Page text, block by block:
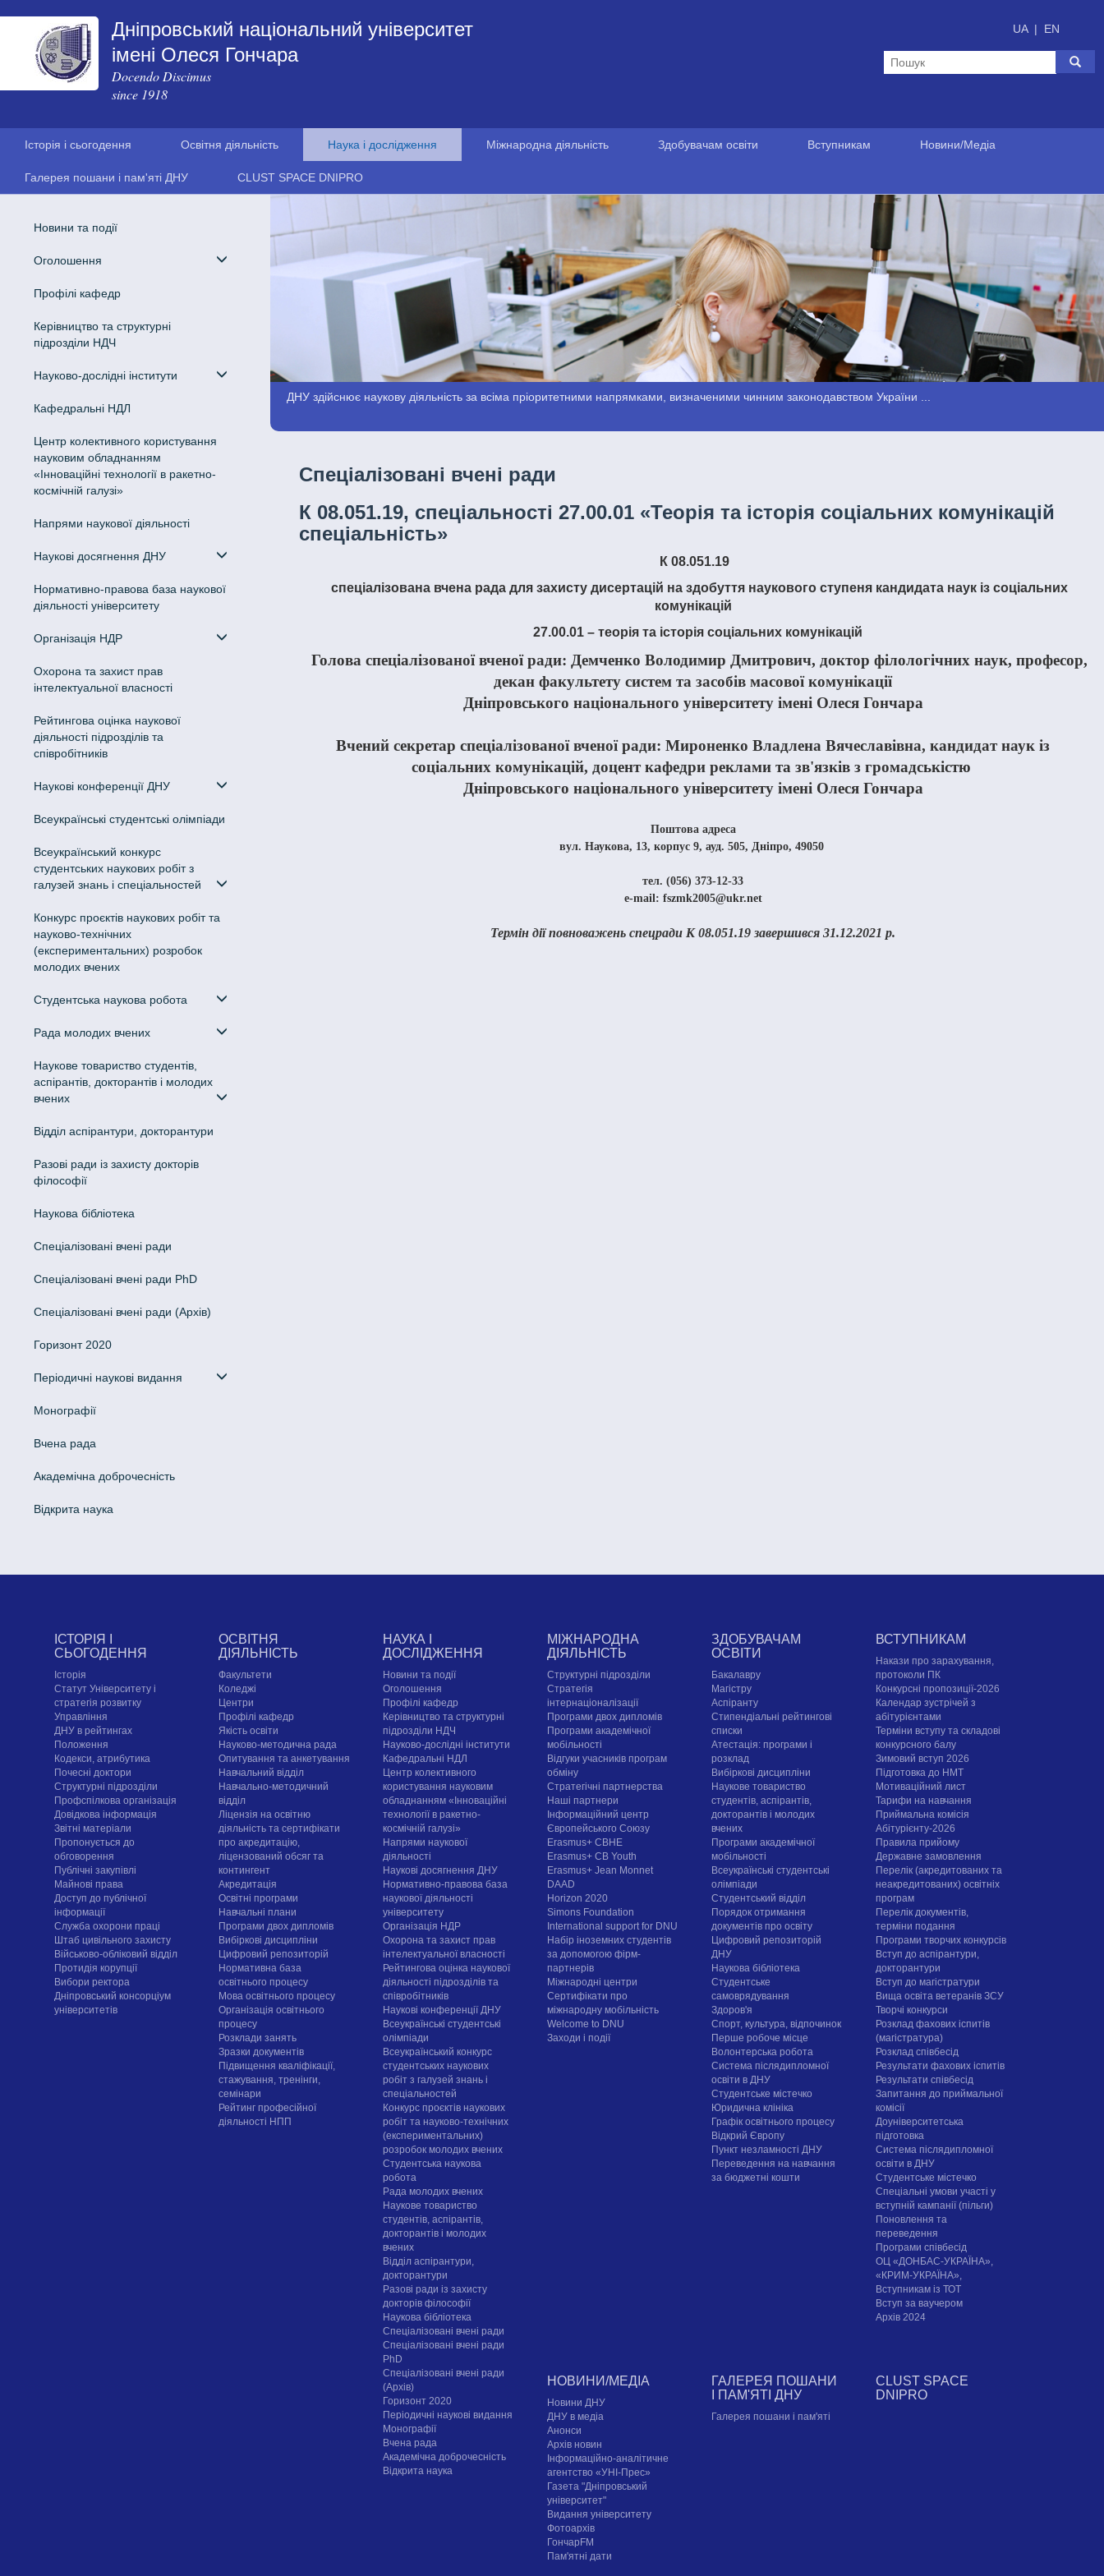
Дніпровський національний університет
імені Олеся Гончара
Docendo Discimus
since 1918
UA | EN
Історія і сьогодення Освітня діяльність Наука і дослідження Міжнародна діяльність Здобувачам освіти Вступникам Новини/Медіа
Галерея пошани і пам'яті ДНУ CLUST SPACE DNIPRO
Новини та події
Оголошення
Профілі кафедр
Керівництво та структурні
підрозділи НДЧ
Науково-дослідні інститути
Кафедральні НДЛ
Центр колективного користування
науковим обладнанням
«Інноваційні технології в ракетно-
космічній галузі»
Напрями наукової діяльності
Наукові досягнення ДНУ
Нормативно-правова база наукової
діяльності університету
Організація НДР
Охорона та захист прав
інтелектуальної власності
Рейтингова оцінка наукової
діяльності підрозділів та
співробітників
Наукові конференції ДНУ
Всеукраїнські студентські олімпіади
Всеукраїнський конкурс
студентських наукових робіт з
галузей знань і спеціальностей
Конкурс проєктів наукових робіт та
науково-технічних
(експериментальних) розробок
молодих вчених
Студентська наукова робота
Рада молодих вчених
Наукове товариство студентів,
аспірантів, докторантів і молодих
вчених
Відділ аспірантури, докторантури
Разові ради із захисту докторів
філософії
Наукова бібліотека
Спеціалізовані вчені ради
Спеціалізовані вчені ради PhD
Спеціалізовані вчені ради (Архів)
Горизонт 2020
Періодичні наукові видання
Монографії
Вчена рада
Академічна доброчесність
Відкрита наука
ДНУ здійснює наукову діяльність за всіма пріоритетними напрямками, визначеними чинним законодавством України ...
Спеціалізовані вчені ради
К 08.051.19, спеціальності 27.00.01 «Теорія та історія соціальних комунікацій
спеціальність»
К 08.051.19
спеціалізована вчена рада для захисту дисертацій на здобуття наукового ступеня кандидата наук із соціальних
комунікацій
27.00.01 – теорія та історія соціальних комунікацій
Голова спеціалізованої вченої ради: Демченко Володимир Дмитрович, доктор філологічних наук, професор,
декан факультету систем та засобів масової комунікації
Дніпровського національного університету імені Олеся Гончара
Вчений секретар спеціалізованої вченої ради: Мироненко Владлена Вячеславівна, кандидат наук із
соціальних комунікацій, доцент кафедри реклами та зв'язків з громадськістю
Дніпровського національного університету імені Олеся Гончара
Поштова адреса
вул. Наукова, 13, корпус 9, ауд. 505, Дніпро, 49050
тел. (056) 373-12-33
e-mail: fszmk2005@ukr.net
Термін дії повноважень спецради К 08.051.19 завершився 31.12.2021 р.
ІСТОРІЯ І
СЬОГОДЕННЯ
Історія
Статут Університету і
стратегія розвитку
Управління
ДНУ в рейтингах
Положення
Кодекси, атрибутика
Почесні доктори
Структурні підрозділи
Профспілкова організація
Довідкова інформація
Звітні матеріали
Пропонується до
обговорення
Публічні закупівлі
Майнові права
Доступ до публічної
інформації
Служба охорони праці
Штаб цивільного захисту
Військово-обліковий відділ
Протидія корупції
Вибори ректора
Дніпровський консорціум
університетів
ОСВІТНЯ
ДІЯЛЬНІСТЬ
Факультети
Коледжі
Центри
Профілі кафедр
Якість освіти
Науково-методична рада
Опитування та анкетування
Навчальний відділ
Навчально-методичний
відділ
Ліцензія на освітню
діяльність та сертифікати
про акредитацію,
ліцензований обсяг та
контингент
Акредитація
Освітні програми
Навчальні плани
Програми двох дипломів
Вибіркові дисципліни
Цифровий репозиторій
Нормативна база
освітнього процесу
Мова освітнього процесу
Організація освітнього
процесу
Розклади занять
Зразки документів
Підвищення кваліфікації,
стажування, тренінги,
семінари
Рейтинг професійної
діяльності НПП
НАУКА І
ДОСЛІДЖЕННЯ
Новини та події
Оголошення
Профілі кафедр
Керівництво та структурні
підрозділи НДЧ
Науково-дослідні інститути
Кафедральні НДЛ
Центр колективного
користування науковим
обладнанням «Інноваційні
технології в ракетно-
космічній галузі»
Напрями наукової
діяльності
Наукові досягнення ДНУ
Нормативно-правова база
наукової діяльності
університету
Організація НДР
Охорона та захист прав
інтелектуальної власності
Рейтингова оцінка наукової
діяльності підрозділів та
співробітників
Наукові конференції ДНУ
Всеукраїнські студентські
олімпіади
Всеукраїнський конкурс
студентських наукових
робіт з галузей знань і
спеціальностей
Конкурс проєктів наукових
робіт та науково-технічних
(експериментальних)
розробок молодих вчених
Студентська наукова
робота
Рада молодих вчених
Наукове товариство
студентів, аспірантів,
докторантів і молодих
вчених
Відділ аспірантури,
докторантури
Разові ради із захисту
докторів філософії
Наукова бібліотека
Спеціалізовані вчені ради
Спеціалізовані вчені ради
PhD
Спеціалізовані вчені ради
(Архів)
Горизонт 2020
Періодичні наукові видання
Монографії
Вчена рада
Академічна доброчесність
Відкрита наука
МІЖНАРОДНА
ДІЯЛЬНІСТЬ
Структурні підрозділи
Стратегія
інтернаціоналізації
Програми двох дипломів
Програми академічної
мобільності
Відгуки учасників програм
обміну
Стратегічні партнерства
Наші партнери
Інформаційний центр
Європейського Союзу
Erasmus+ CBHE
Erasmus+ CB Youth
Erasmus+ Jean Monnet
DAAD
Horizon 2020
Simons Foundation
International support for DNU
Набір іноземних студентів
за допомогою фірм-
партнерів
Міжнародні центри
Сертифікати про
міжнародну мобільність
Welcome to DNU
Заходи і події
ЗДОБУВАЧАМ
ОСВІТИ
Бакалавру
Магістру
Аспіранту
Стипендіальні рейтингові
списки
Атестація: програми і
розклад
Вибіркові дисципліни
Наукове товариство
студентів, аспірантів,
докторантів і молодих
вчених
Програми академічної
мобільності
Всеукраїнські студентські
олімпіади
Студентський відділ
Порядок отримання
документів про освіту
Цифровий репозиторій
ДНУ
Наукова бібліотека
Студентське
самоврядування
Здоров'я
Спорт, культура, відпочинок
Перше робоче місце
Волонтерська робота
Система післядипломної
освіти в ДНУ
Cтудентське містечко
Юридична клініка
Графік освітнього процесу
Відкрий Європу
Пункт незламності ДНУ
Переведення на навчання
за бюджетні кошти
ВСТУПНИКАМ
Накази про зарахування,
протоколи ПК
Конкурсні пропозиції-2026
Календар зустрічей з
абітурієнтами
Терміни вступу та складові
конкурсного балу
Зимовий вступ 2026
Підготовка до НМТ
Мотиваційний лист
Тарифи на навчання
Приймальна комісія
Абітурієнту-2026
Правила прийому
Державне замовлення
Перелік (акредитованих та
неакредитованих) освітніх
програм
Перелік документів,
терміни подання
Програми творчих конкурсiв
Вступ до аспірантури,
докторантури
Вступ до магістратури
Вища освіта ветеранів ЗСУ
Творчі конкурси
Розклад фахових іспитів
(магістратура)
Розклад співбесід
Результати фахових іспитів
Результати співбесід
Запитання до приймальної
комісії
Доуніверситетська
підготовка
Система післядипломної
освіти в ДНУ
Cтудентське містечко
Спеціальні умови участі у
вступній кампанії (пільги)
Поновлення та
переведення
Програми співбесід
ОЦ «ДОНБАС-УКРАЇНА»,
«КРИМ-УКРАЇНА»,
Вступникам із ТОТ
Вступ за ваучером
Архів 2024
НОВИНИ/МЕДІА
Новини ДНУ
ДНУ в медіа
Анонси
Архів новин
Інформаційно-аналітичне
агентство «УНІ-Прес»
Газета "Дніпровський
університет"
Видання університету
Фотоархів
ГончарFM
Пам'ятні дати
ГАЛЕРЕЯ ПОШАНИ
І ПАМ'ЯТІ ДНУ
Галерея пошани і пам'яті
CLUST SPACE
DNIPRO